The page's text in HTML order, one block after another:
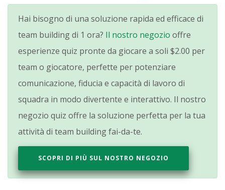
Hai bisogno di una soluzione rapida ed efficace di
team building di 1 ora? Il nostro negozio offre
esperienze quiz pronte da giocare a soli $2.00 per
team o giocatore, perfette per potenziare
comunicazione, fiducia e capacità di lavoro di
squadra in modo divertente e interattivo. Il nostro
negozio quiz offre la soluzione perfetta per la tua
attività di team building fai-da-te.
SCOPRI DI PIÙ SUL NOSTRO NEGOZIO